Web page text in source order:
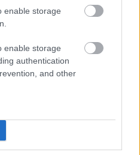
enable storage
enable storage
authentication
and other
számolt el tavaly a